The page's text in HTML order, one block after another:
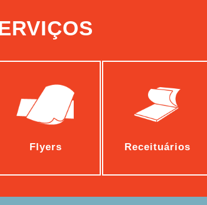
Flyers Receituários